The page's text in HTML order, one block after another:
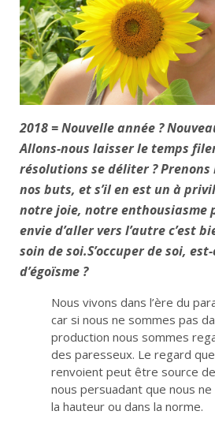
2018 = Nouvelle année ?
Allons-nous laisser le temps
résolutions se déliter ?
nos buts, et s’il en est un à
notre joie, notre enthousiasme
envie d’aller vers l’autre c’est
soin de soi.S’occuper de soi,
d’égoïsme ?
Nous vivons dans l’ère du
car si nous ne sommes pas
production nous sommes
des paresseux. Le regard
renvoient peut être source
nous persuadant que nous
la hauteur ou dans la norme.